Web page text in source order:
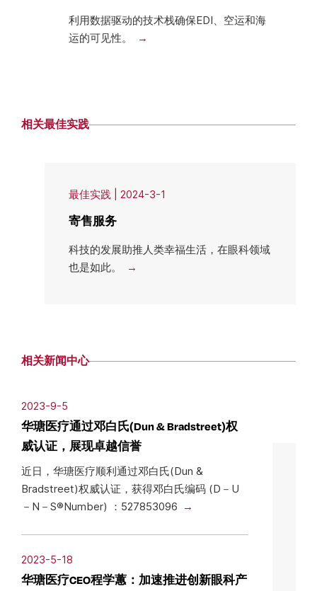
利用数据驱动的技术栈确保EDI、空运和海
运的可见性。
相关最佳实践
最佳实践| 2024-3-1
寄售服务
科技的发展助推人类幸福生活，在眼科领域
也是如此。
相关新闻中心
2023-9-5
华瑭医疗通过邓白氏(Dun & Bradstreet)权
威认证，展现卓越信誉
近日，华瑭医疗顺利通过邓白氏(Dun &
Bradstreet)权威认证，获得邓白氏编码 (D－U
－N－S®Number) ：527853096
2023-5-18
华瑭医疗CEO程学蕙：加速推进创新眼科产